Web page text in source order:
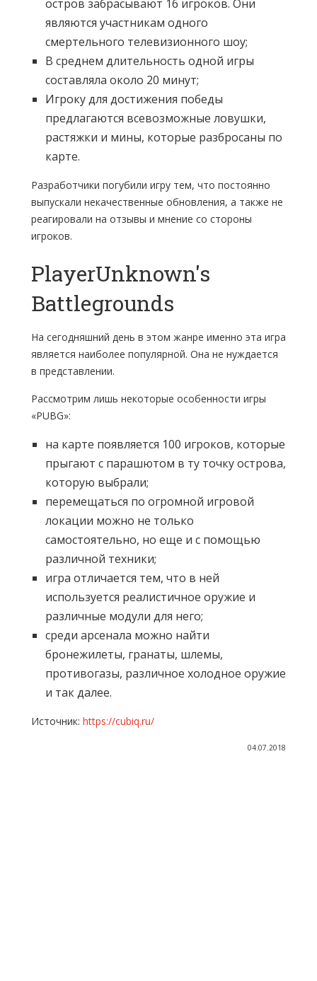
остров забрасывают 16 игроков. Они
являются участникам одного
смертельного телевизионного шоу;
В среднем длительность одной игры
составляла около 20 минут;
Игроку для достижения победы
предлагаются всевозможные ловушки,
растяжки и мины, которые разбросаны по
карте.
Разработчики погубили игру тем, что постоянно
выпускали некачественные обновления, а также не
реагировали на отзывы и мнение со стороны
игроков.
PlayerUnknown's
Battlegrounds
На сегодняшний день в этом жанре именно эта игра
является наиболее популярной. Она не нуждается
в представлении.
Рассмотрим лишь некоторые особенности игры
«PUBG»:
на карте появляется 100 игроков, которые
прыгают с парашютом в ту точку острова,
которую выбрали;
перемещаться по огромной игровой
локации можно не только
самостоятельно, но еще и с помощью
различной техники;
игра отличается тем, что в ней
используется реалистичное оружие и
различные модули для него;
среди арсенала можно найти
бронежилеты, гранаты, шлемы,
противогазы, различное холодное оружие
и так далее.
Источник: https://cubiq.ru/
04.07.2018